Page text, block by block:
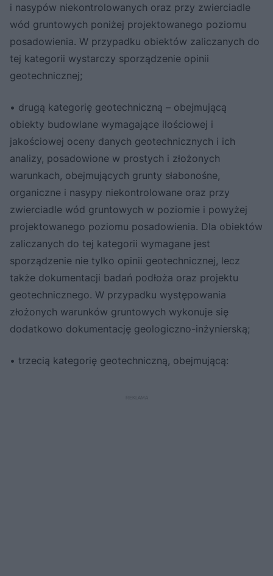
i nasypów niekontrolowanych oraz przy zwierciadle
wód gruntowych poniżej projektowanego poziomu
posadowienia. W przypadku obiektów zaliczanych do
tej kategorii wystarczy sporządzenie opinii
geotechnicznej;
• drugą kategorię geotechniczną – obejmującą
obiekty budowlane wymagające ilościowej i
jakościowej oceny danych geotechnicznych i ich
analizy, posadowione w prostych i złożonych
warunkach, obejmujących grunty słabonośne,
organiczne i nasypy niekontrolowane oraz przy
zwierciadle wód gruntowych w poziomie i powyżej
projektowanego poziomu posadowienia. Dla obiektów
zaliczanych do tej kategorii wymagane jest
sporządzenie nie tylko opinii geotechnicznej, lecz
także dokumentacji badań podłoża oraz projektu
geotechnicznego. W przypadku występowania
złożonych warunków gruntowych wykonuje się
dodatkowo dokumentację geologiczno-inżynierską;
• trzecią kategorię geotechniczną, obejmującą: